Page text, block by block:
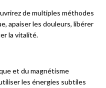
de multiples méthodes
apaiser les douleurs, libérer
la vitalité.
et du magnétisme
les énergies subtiles